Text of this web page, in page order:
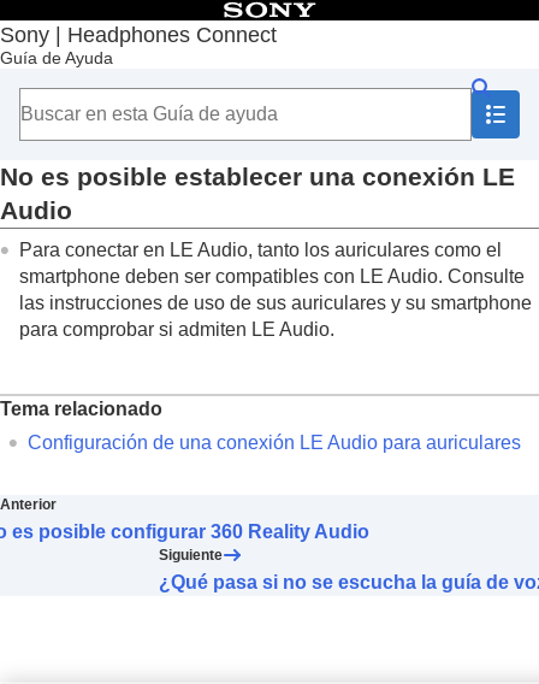
Sony | Headphones Connect
Guía de Ayuda
Contenido
Principio
Introducción
Utilización
Información importante
Solución de problemas
El estado de [ Control de sonido adaptativo] no se
El lugar que visita con frecuencia no se detecta
correctamente en [
Control de sonido adaptativo
]
¿Qué ocurre si el nombre del dispositivo no
aparece en “
Sony | Headphones Connect
No es posible configurar
Audio
¿Qué pasa si no se escucha la guía de voz?
Accesibilidad
No es posible establecer una conexión LE
Audio
Para conectar en LE Audio, tanto los auriculares como el
smartphone deben ser compatibles con LE Audio. Consulte
las instrucciones de uso de sus auriculares y su smartphone
para comprobar si admiten LE Audio.
Tema relacionado
Configuración de una conexión LE Audio para auriculares
Anterior
es posible configurar 360 Reality Audio
Siguiente
¿Qué pasa si no se escucha la guía de